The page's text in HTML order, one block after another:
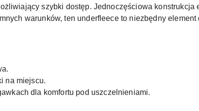
szybki dostęp. Jednoczęściowa konstrukcja
warunków, ten underfleece to niezbędny
na miejscu.
dla komfortu pod uszczelnieniami.